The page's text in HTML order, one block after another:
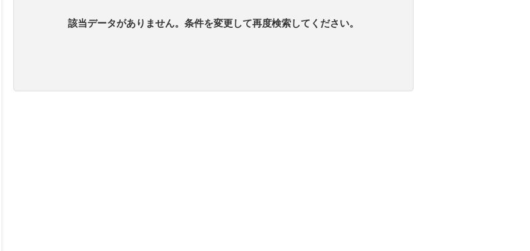
該当データがありません。条件を変更して再度検索してください。